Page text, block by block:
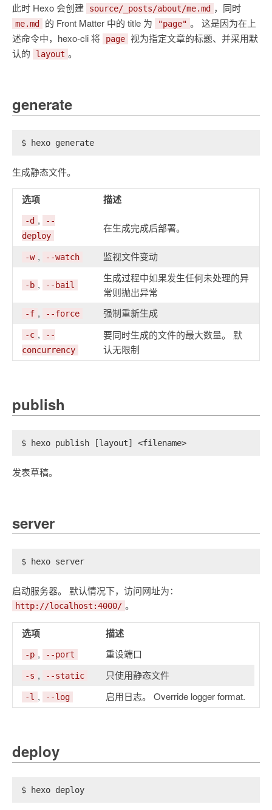
此时 Hexo 会创建 source/_posts/about/me.md ，同时
me.md 的 Front Matter 中的 title 为 "page" 。 这是因为在上
述命令中，hexo-cli 将
page 视为指定文章的标题、并采用默
认的
layout 。
generate
$ hexo generate
生成静态文件。
选项 描述
-d ,
--
deploy
在生成完成后部署。
-w , --watch 监视文件变动
-b , --bail
生成过程中如果发生任何未处理的异
常则抛出异常
-f , --force 强制重新生成
-c ,
--
concurrency
要同时生成的文件的最大数量。 默
认无限制
publish
$ hexo publish [layout] <filename>
发表草稿。
server
$ hexo server
启动服务器。 默认情况下，访问网址为：
http://localhost:4000/ 。
选项 描述
-p , --port 重设端口
-s , --static 只使用静态文件
-l , --log 启用日志。 Override logger format.
deploy
$ hexo deploy